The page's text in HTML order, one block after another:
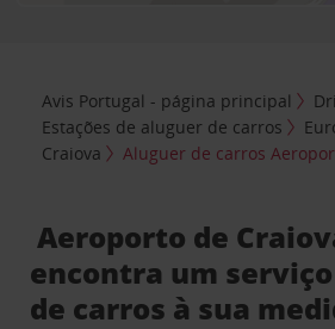
Avis Portugal - página principal
Estações de aluguer de carros
Craiova
Aluguer de carros
Aeroporto de
encontra um
de carros à sua